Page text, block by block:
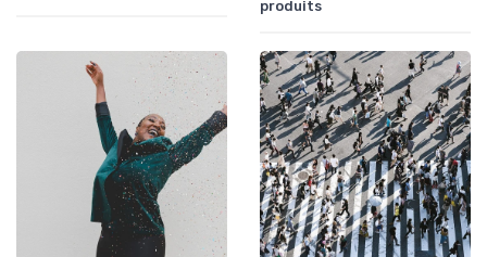
produits